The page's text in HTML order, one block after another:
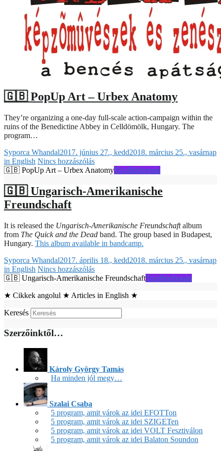
🇬🇧 PopUp Art – Urbex Anatomy
They’re organizing a one-day full-scale action-campaign within the
ruins of the Benedictine Abbey in Celldömölk, Hungary. The
program…
Syporca Whandal2017. június 27., kedd2018. március 25., vasárnap
in English Nincs hozzászólás
🇬🇧 PopUp Art – Urbex AnatomyTovábbolvasás
🇬🇧 Ungarisch​-​Amerikanische
Freundschaft
It is released the Ungarisch-Amerikanische Freundschaftalbum
from The Quick and the Dead band. The group based in Budapest,
Hungary. This album available in bandcamp.
Syporca Whandal2017. április 18., kedd2018. március 25., vasárnap
in English Nincs hozzászólás
🇬🇧 Ungarisch​-​Amerikanische FreundschaftTovábbolvasás
★ Cikkek angolul ★ Articles in English ★
Keresés
Szerzőinktől…
Károly György Tamás
Ha minden jól megy…
Szalai Csaba
5 program, amit várok az idei EFOTTon
5 program, amit várok az idei SZIGETen
5 program, amit várok az idei VOLT Fesztiválon
5 program, amit várok az idei Balaton Soundon